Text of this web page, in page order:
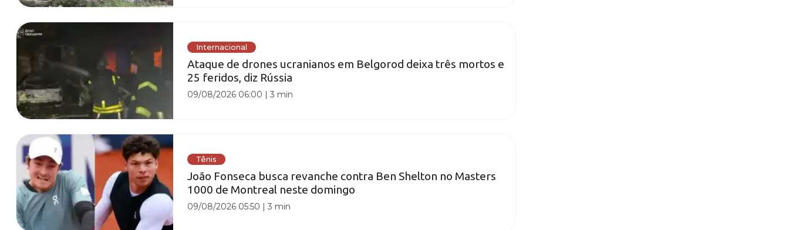
Internacional
Ataque de drones ucranianos em Belgorod deixa três mortos e
25 feridos, diz Rússia
09/08/2026 06:00 |3 min
Tênis
João Fonseca busca revanche contra Ben Shelton no Masters
1000 de Montreal neste domingo
09/08/2026 05:50 |3 min